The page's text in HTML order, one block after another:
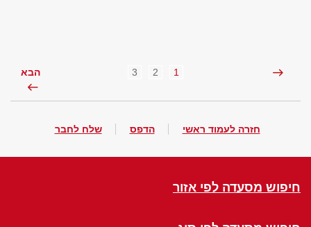
1
2
3 הבא
חזרה לעמוד ראשי הדפס שלח לחבר
חיפוש מסעדה לפי אזור